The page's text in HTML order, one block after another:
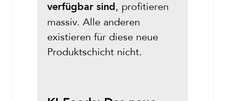
verfügbar sind , profitieren
massiv. Alle anderen
existieren für diese neue
Produktschicht nicht.